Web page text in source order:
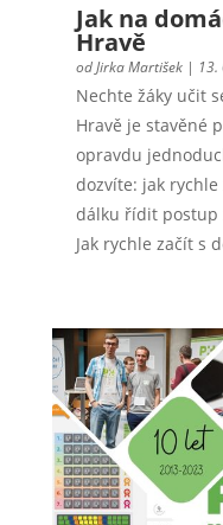
Jak na
Hravě
odJirka Martišek|
Nechte žáky učit
Hravě je stavěné
opravdu
dozvíte: jak
dálku řídit postup
Jak rychle začít s